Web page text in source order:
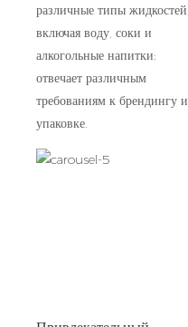
различные типы жидкостей,
включая воду, соки и
алкогольные напитки;
отвечает различным
требованиям к брендингу и
упаковке.